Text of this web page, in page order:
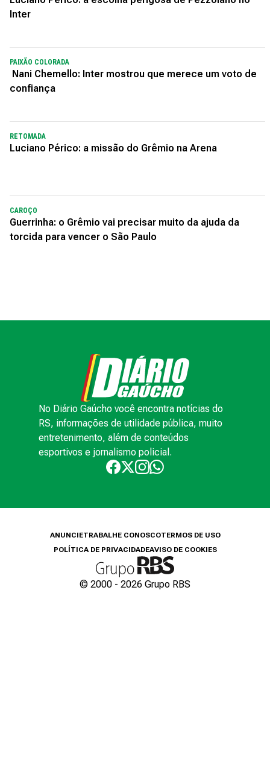
Inter
PAIXÃO COLORADA
Nani Chemello: Inter mostrou que merece um voto de
confiança
RETOMADA
Luciano Périco: a missão do Grêmio na Arena
CAROÇO
Guerrinha: o Grêmio vai precisar muito da ajuda da
torcida para vencer o São Paulo
No Diário Gaúcho você encontra notícias do
RS, informações de utilidade pública, muito
entretenimento, além de conteúdos
esportivos e jornalismo policial.
ANUNCIETRABALHE CONOSCOTERMOS DE USO
POLÍTICA DE PRIVACIDADEAVISO DE COOKIES
© 2000 - 2026 Grupo RBS